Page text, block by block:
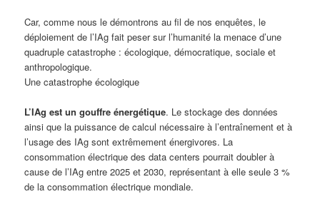
Car, comme nous le démontrons au fil de nos enquêtes, le
déploiement de l’IAg fait peser sur l’humanité la menace d’une
quadruple catastrophe : écologique, démocratique, sociale et
anthropologique.
Une catastrophe écologique
L’IAg est un gouffre énergétique. Le stockage des données
ainsi que la puissance de calcul nécessaire à l’entraînement et à
l’usage des IAg sont extrêmement énergivores. La
consommation électrique des data centers pourrait doubler à
cause de l’IAg entre 2025 et 2030, représentant à elle seule 3 %
de la consommation électrique mondiale.